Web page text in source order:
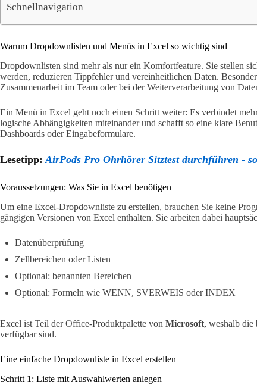
Schnellnavigation
Warum Dropdownlisten und Menüs in Excel so wichtig sind
Dropdownlisten sind mehr als nur ein Komfortfeature. Sie stellen
werden, reduzieren Tippfehler und vereinheitlichen Daten.
Zusammenarbeit im Team oder bei der Weiterverarbeitung von
Ein Menü in Excel geht noch einen Schritt weiter: Es verbindet
logische Abhängigkeiten miteinander und schafft so eine klare
Dashboards oder Eingabeformulare.
Lesetipp: AirPods Pro Ohrhörer Sitztest durchführen - so
Voraussetzungen: Was Sie in Excel benötigen
Um eine Excel-Dropdownliste zu erstellen, brauchen Sie keine
gängigen Versionen von Excel enthalten. Sie arbeiten dabei
Datenüberprüfung
Zellbereichen oder Listen
Optional: benannten Bereichen
Optional: Formeln wie WENN, SVERWEIS oder INDEX
Excel ist Teil der Office-Produktpalette von Microsoft, weshalb die
verfügbar sind.
Eine einfache Dropdownliste in Excel erstellen
Schritt 1: Liste mit Auswahlwerten anlegen